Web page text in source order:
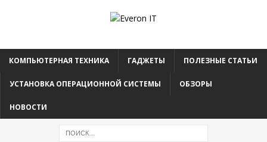
КОМПЬЮТЕРНАЯ ТЕХНИКА ГАДЖЕТЫ ПОЛЕЗНЫЕ СТАТЬИ
УСТАНОВКА ОПЕРАЦИОННОЙ СИСТЕМЫ ОБЗОРЫ
НОВОСТИ